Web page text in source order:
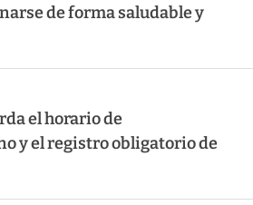
de forma saludable y
el horario de
y el registro obligatorio de